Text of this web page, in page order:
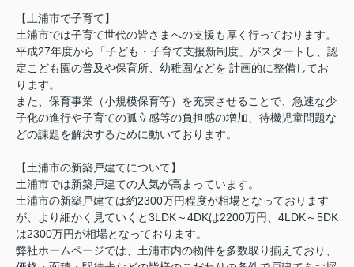
◆土浦市の中古戸建
【土浦市で子育て】
土浦市では子育て世代の皆さまへの支援も厚く行っております。
平成27年度から「子ども・子育て支援新制度」がスタートし、認
定こども園の普及や保育所、幼稚園などを 計画的に整備してお
ります。
また、保育事業（小規模保育等）を充実させることで、急速な少
子化の進行や子育ての孤立感等の負担感の増加、待機児童問題な
どの課題を解決するために動いております。
【土浦市の新築戸建てについて】
土浦市では新築戸建ての人気が高まっています。
土浦市の新築戸建ては約2300万円程度が相場となっております
が、より細かく見ていくと3LDK～4DKは2200万円、4LDK～5DK
は2300万円が相場となっております。
弊社ホームページでは、土浦市内の物件を多数取り揃えており、